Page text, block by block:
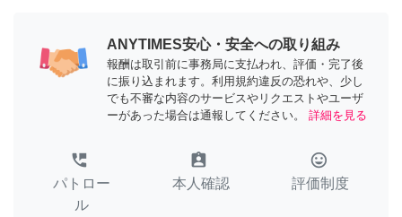
ANYTIMES安心・安全への取り組み
報酬は取引前に事務局に支払われ、評価・完了後
に振り込まれます。利用規約違反の恐れや、少し
でも不審な内容のサービスやリクエストやユーザ
ーがあった場合は通報してください。
詳細を見る
perm_phone_msg
パトロー
ル
assignment_ind
本人確認
tag_faces
評価制度